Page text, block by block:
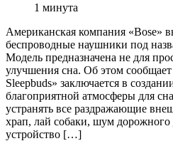
1 минута
Американская компания «Bose»
беспроводные наушники под
Модель предназначена не для
улучшения сна. Об этом
Sleepbuds» заключается в
благоприятной атмосферы для
устранять все раздражающие
храп, лай собаки, шум
устройство […]